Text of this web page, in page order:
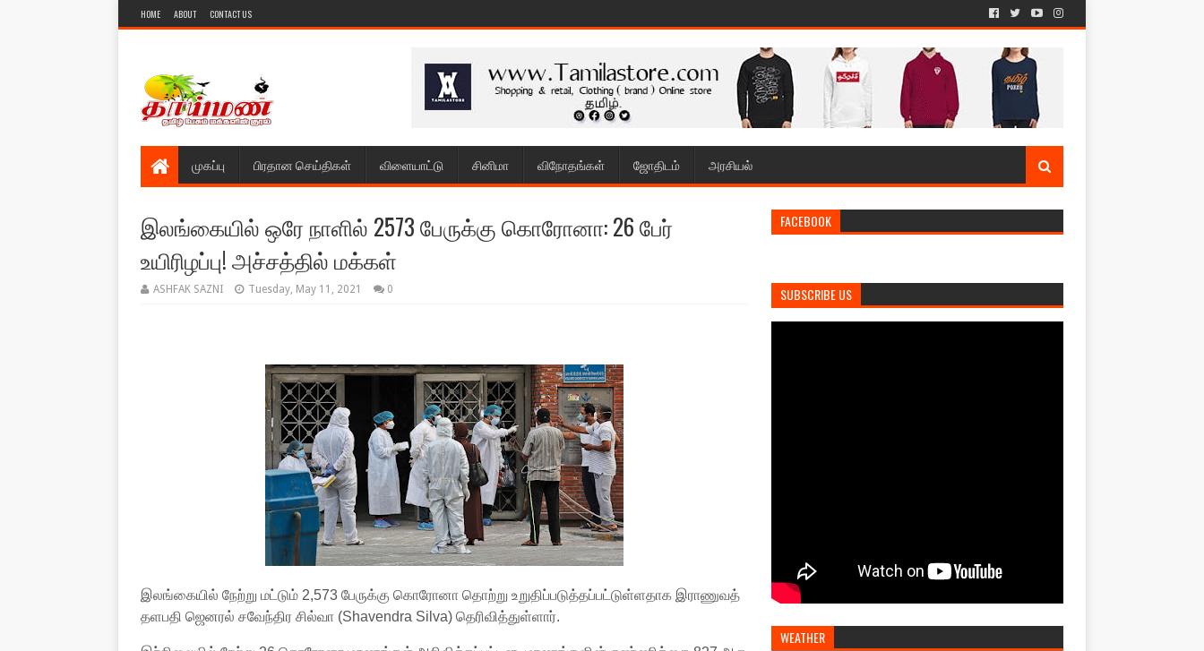
HOME ABOUT CONTACT US
முகப்பு பிரதான செய்திகள் விளையாட்டு சினிமா விநோதங்கள் ஜோதிடம் அரசியல்
இலங்கையில் ஒரே நாளில் 2573 பேருக்கு கொரோனா: 26 பேர்
உயிரிழப்பு! அச்சத்தில் மக்கள்
ASHFAK SAZNI Tuesday, May 11, 2021 0
இலங்கையில் நேற்று மட்டும் 2,573 பேருக்கு கொரோனா தொற்று உறுதிப்படுத்தப்பட்டுள்ளதாக இராணுவத்
தளபதி ஜெனரல் சவேந்திர சில்வா (Shavendra Silva) தெரிவித்துள்ளார்.
FACEBOOK
SUBSCRIBE US
WEATHER